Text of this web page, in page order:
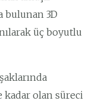
bulunan 3D
üç boyutlu
olan süreci